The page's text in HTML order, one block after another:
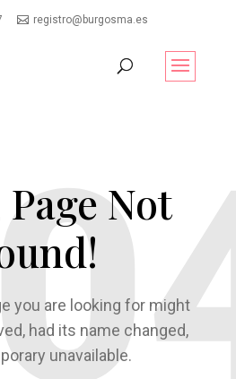
registro@burgosma.es
Not
you are looking for might
had its name changed,
unavailable.